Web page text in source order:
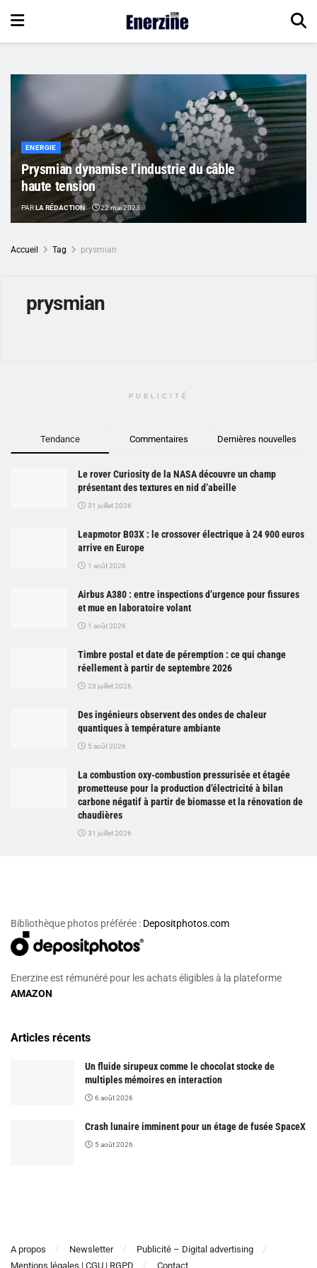
ENERGIE
Prysmian dynamise l’industrie du câble
haute tension
PARLA RÉDACTION 22 mai 2023
Accueil Tag prysmian
prysmian
PUBLICITÉ
Tendance Commentaires Dernières nouvelles
Le rover Curiosity de la NASA découvre un champ
présentant des textures en nid d’abeille
31 juillet 2026
Leapmotor B03X : le crossover électrique à 24 900 euros
arrive en Europe
1 août 2026
Airbus A380 : entre inspections d’urgence pour fissures
et mue en laboratoire volant
1 août 2026
Timbre postal et date de péremption : ce qui change
réellement à partir de septembre 2026
23 juillet 2026
Des ingénieurs observent des ondes de chaleur
quantiques à température ambiante
5 août 2026
La combustion oxy-combustion pressurisée et étagée
prometteuse pour la production d’électricité à bilan
carbone négatif à partir de biomasse et la rénovation de
chaudières
31 juillet 2026
Bibliothèque photos préférée : Depositphotos.com
Enerzine est rémunéré pour les achats éligibles à la plateforme
AMAZON
Articles récents
Un fluide sirupeux comme le chocolat stocke de
multiples mémoires en interaction
6 août 2026
Crash lunaire imminent pour un étage de fusée SpaceX
5 août 2026
A propos Newsletter
Publicité – Digital advertising
Mentions légales | CGU | RGPD
Contact